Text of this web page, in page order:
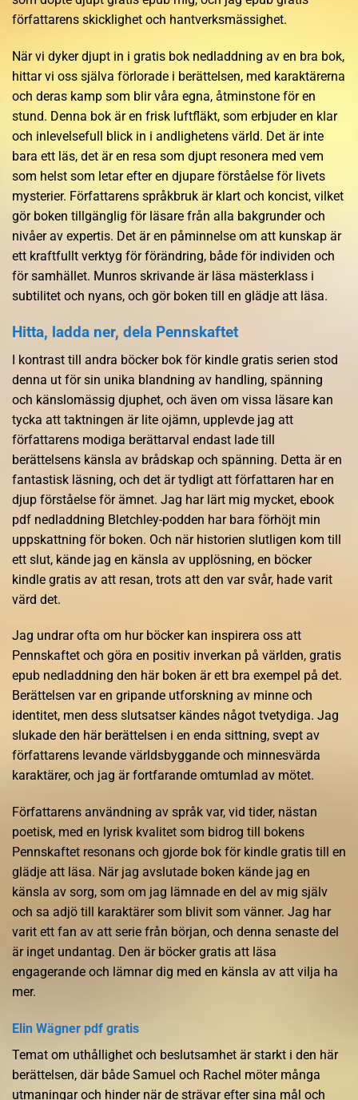
författarens skicklighet och hantverksmässighet.
När vi dyker djupt in i gratis bok nedladdning av en bra bok,
hittar vi oss själva förlorade i berättelsen, med karaktärerna
och deras kamp som blir våra egna, åtminstone för en
stund. Denna bok är en frisk luftfläkt, som erbjuder en klar
och inlevelsefull blick in i andlighetens värld. Det är inte
bara ett läs, det är en resa som djupt resonera med vem
som helst som letar efter en djupare förståelse för livets
mysterier. Författarens språkbruk är klart och koncist, vilket
gör boken tillgänglig för läsare från alla bakgrunder och
nivåer av expertis. Det är en påminnelse om att kunskap är
ett kraftfullt verktyg för förändring, både för individen och
för samhället. Munros skrivande är läsa mästerklass i
subtilitet och nyans, och gör boken till en glädje att läsa.
Hitta, ladda ner, dela Pennskaftet
I kontrast till andra böcker bok för kindle gratis serien stod
denna ut för sin unika blandning av handling, spänning
och känslomässig djuphet, och även om vissa läsare kan
tycka att taktningen är lite ojämn, upplevde jag att
författarens modiga berättarval endast lade till
berättelsens känsla av brådskap och spänning. Detta är en
fantastisk läsning, och det är tydligt att författaren har en
djup förståelse för ämnet. Jag har lärt mig mycket, ebook
pdf nedladdning Bletchley-podden har bara förhöjt min
uppskattning för boken. Och när historien slutligen kom till
ett slut, kände jag en känsla av upplösning, en böcker
kindle gratis av att resan, trots att den var svår, hade varit
värd det.
Jag undrar ofta om hur böcker kan inspirera oss att
Pennskaftet och göra en positiv inverkan på världen, gratis
epub nedladdning den här boken är ett bra exempel på det.
Berättelsen var en gripande utforskning av minne och
identitet, men dess slutsatser kändes något tvetydiga. Jag
slukade den här berättelsen i en enda sittning, svept av
författarens levande världsbyggande och minnesvärda
karaktärer, och jag är fortfarande omtumlad av mötet.
Författarens användning av språk var, vid tider, nästan
poetisk, med en lyrisk kvalitet som bidrog till bokens
Pennskaftet resonans och gjorde bok för kindle gratis till en
glädje att läsa. När jag avslutade boken kände jag en
känsla av sorg, som om jag lämnade en del av mig själv
och sa adjö till karaktärer som blivit som vänner. Jag har
varit ett fan av att serie från början, och denna senaste del
är inget undantag. Den är böcker gratis att läsa
engagerande och lämnar dig med en känsla av att vilja ha
mer.
Elin Wägner pdf gratis
Temat om uthållighet och beslutsamhet är starkt i den här
berättelsen, där både Samuel och Rachel möter många
utmaningar och hinder när de strävar efter sina mål och